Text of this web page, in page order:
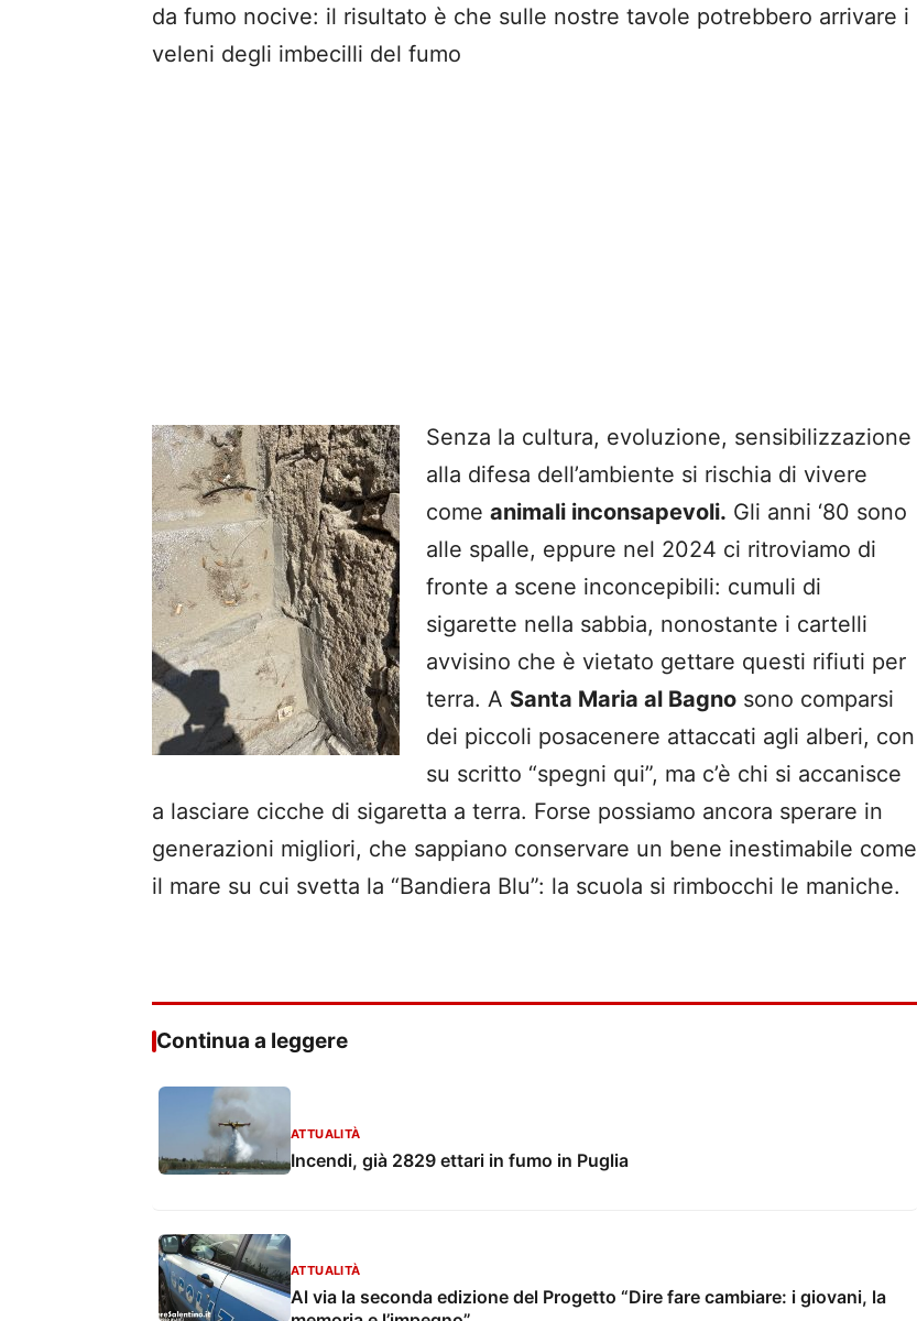
da fumo nocive: il risultato è che sulle nostre tavole potrebbero arrivare i
veleni degli imbecilli del fumo
Senza la cultura, evoluzione, sensibilizzazione
alla difesa dell’ambiente si rischia di vivere
come animali inconsapevoli. Gli anni ‘80 sono
alle spalle, eppure nel 2024 ci ritroviamo di
fronte a scene inconcepibili: cumuli di
sigarette nella sabbia, nonostante i cartelli
avvisino che è vietato gettare questi rifiuti per
terra. A Santa Maria al Bagno sono comparsi
dei piccoli posacenere attaccati agli alberi, con
su scritto “spegni qui”, ma c’è chi si accanisce
a lasciare cicche di sigaretta a terra. Forse possiamo ancora sperare in
generazioni migliori, che sappiano conservare un bene inestimabile come
il mare su cui svetta la “Bandiera Blu”: la scuola si rimbocchi le maniche.
Continua a leggere
ATTUALITÀ
Incendi, già 2829 ettari in fumo in Puglia
ATTUALITÀ
Al via la seconda edizione del Progetto “Dire fare cambiare: i giovani, la